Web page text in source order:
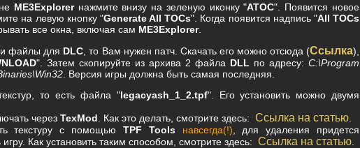
ME3Explorerнажмите внизу на зеленую иконку "ATOC". Появится новое
на левую кнопку "Generate All TOCs". Когда появится надпись "All TOCs
все окна, включая сам ME3Explorer.
файлы для DLC , то Вам нужен патч. Скачать его можно отсюда (Ссылка),
". Затем скопируйте из архива 2 файла DLL по адресу: C:\Program
. Версия игры должна быть самая последняя.
то есть файла "legacyash_1_2.tpf". Его установить можно двумя
через TexMod . Как это делать, смотрите здесь: Ссылка на статью
текстуру с помощью TPF Tools навсегда(!) , для удаления придется
игру. Как установить таким способом, смотрите здесь: Ссылка на статью